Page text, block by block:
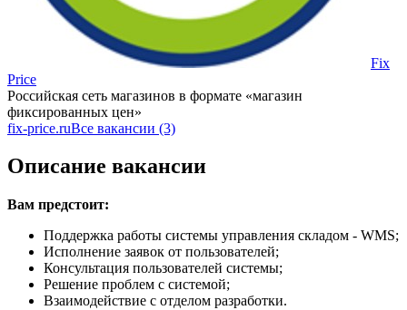
Fix
Price
Российская сеть магазинов в формате «магазин
фиксированных цен»
fix-price.ruВсе вакансии (3)
Описание вакансии
Вам предстоит:
Поддержка работы системы управления складом - WMS;
Исполнение заявок от пользователей;
Консультация пользователей системы;
Решение проблем с системой;
Взаимодействие с отделом разработки.